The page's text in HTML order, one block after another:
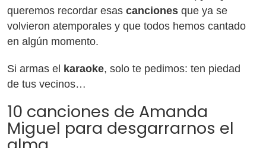
queremos recordar esas canciones que ya se
volvieron atemporales y que todos hemos cantado
en algún momento.
Si armas el karaoke, solo te pedimos: ten piedad
de tus vecinos…
10 canciones de Amanda
Miguel para desgarrarnos el